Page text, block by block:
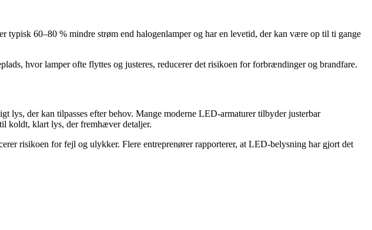
60–80 % mindre strøm end halogenlamper og har en levetid, der kan være op til ti gange
hvor lamper ofte flyttes og justeres, reducerer det risikoen for forbrændinger og brandfare.
der kan tilpasses efter behov. Mange moderne LED-armaturer tilbyder justerbar
koldt, klart lys, der fremhæver detaljer.
risikoen for fejl og ulykker. Flere entreprenører rapporterer, at LED-belysning har gjort det